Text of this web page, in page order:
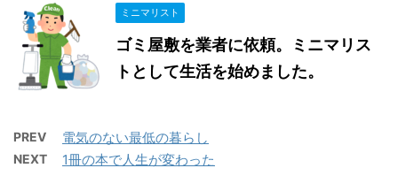
ミニマリスト
ゴミ屋敷を業者に依頼。ミニマリス
トとして生活を始めました。
PREV 電気のない最低の暮らし
NEXT 1冊の本で人生が変わった